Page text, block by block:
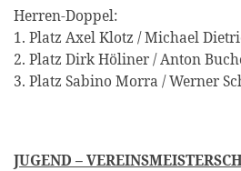
Herren-Doppel:
1. Platz Axel Klotz / Michael
2. Platz Dirk Höliner / Anton
3. Platz Sabino Morra / Werner
JUGEND –